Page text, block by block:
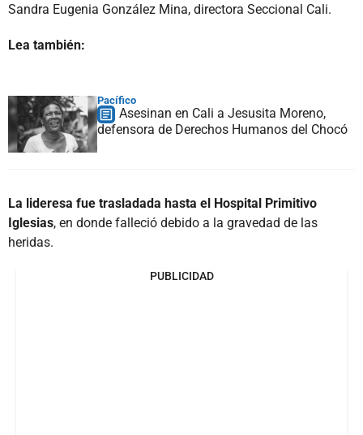
Sandra Eugenia González Mina, directora Seccional Cali.
Lea también:
Pacífico
Asesinan en Cali a Jesusita Moreno,
defensora de Derechos Humanos del Chocó
La lideresa fue trasladada hasta el Hospital Primitivo
Iglesias, en donde falleció debido a la gravedad de las
heridas.
PUBLICIDAD